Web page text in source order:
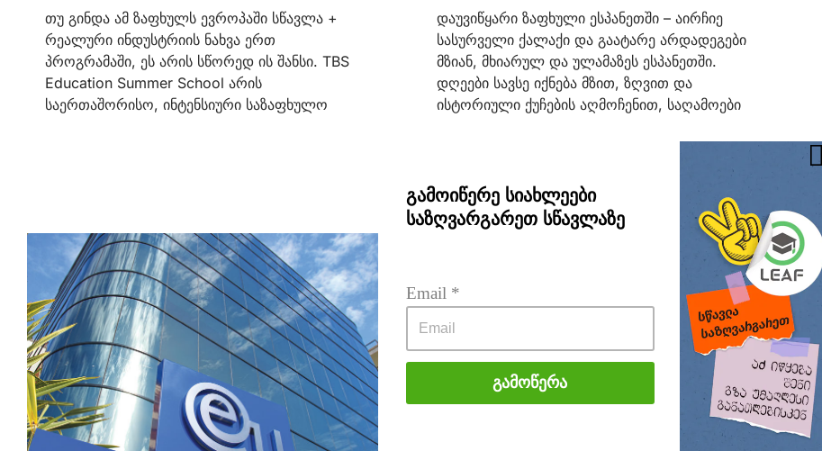
თუ გინდა ამ ზაფხულს ევროპაში სწავლა +
რეალური ინდუსტრიის ნახვა ერთ
პროგრამაში, ეს არის სწორედ ის შანსი. TBS
Education Summer School არის
საერთაშორისო, ინტენსიური საზაფხულო
დაუვიწყარი ზაფხული ესპანეთში – აირჩიე
სასურველი ქალაქი და გაატარე არდადეგები
მზიან, მხიარულ და ულამაზეს ესპანეთში.
დღეები სავსე იქნება მზით, ზღვით და
ისტორიული ქუჩების აღმოჩენით, საღამოები
გამოიწერე სიახლეები
საზღვარგარეთ სწავლაზე
Email *
Გამოწერა